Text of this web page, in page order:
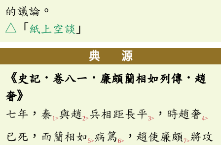
的議論。
△ 「 紙上空談 」
典 源
《史記．卷八一．廉頗藺相如列傳．趙
奢》
七年，秦1>與趙 2> 兵相距長平3> ，時趙奢4>
已死，而藺相如5>病篤 6> ，趙使廉頗7> 將攻